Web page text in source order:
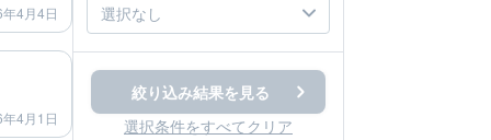
4月4日
4月1日
選択なし
絞り込み結果を見る
選択条件をすべてクリア